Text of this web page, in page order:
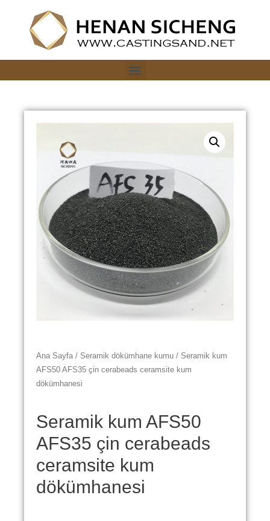
Ana Sayfa / Seramik dökümhane kumu / Seramik kum
AFS50 AFS35 çin cerabeads ceramsite kum
dökümhanesi
Seramik kum AFS50
AFS35 çin cerabeads
ceramsite kum
dökümhanesi